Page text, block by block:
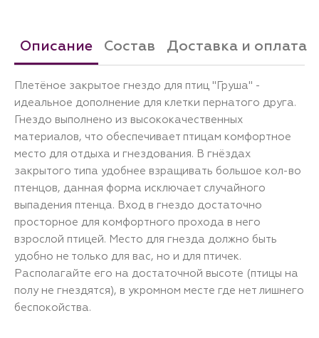
Описание Состав Доставка и оплата
Плетёное закрытое гнездо для птиц "Груша" -
идеальное дополнение для клетки пернатого друга.
Гнездо выполнено из высококачественных
материалов, что обеспечивает птицам комфортное
место для отдыха и гнездования. В гнёздах
закрытого типа удобнее взращивать большое кол-во
птенцов, данная форма исключает случайного
выпадения птенца. Вход в гнездо достаточно
просторное для комфортного прохода в него
взрослой птицей. Место для гнезда должно быть
удобно не только для вас, но и для птичек.
Располагайте его на достаточной высоте (птицы на
полу не гнездятся), в укромном месте где нет лишнего
беспокойства.